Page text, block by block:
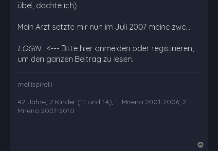
übel, dachte ich)
Mein Arzt setzte mir nun im Juli 2007 meine zwe…
LOGIN <--- Bitte hier anmelden oder registrieren,
um den ganzen Beitrag zu lesen.
mellispirelli
42 Jahre, 2 Kinder (11 und 14), 1. Mirena 2001-2006, 2.
Mirena 2007-2010